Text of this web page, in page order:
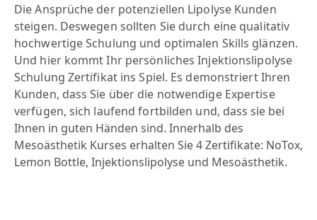
Die Ansprüche der potenziellen Lipolyse Kunden
steigen. Deswegen sollten Sie durch eine qualitativ
hochwertige Schulung und optimalen Skills glänzen.
Und hier kommt Ihr persönliches Injektionslipolyse
Schulung Zertifikat ins Spiel. Es demonstriert Ihren
Kunden, dass Sie über die notwendige Expertise
verfügen, sich laufend fortbilden und, dass sie bei
Ihnen in guten Händen sind. Innerhalb des
Mesoästhetik Kurses erhalten Sie 4 Zertifikate: NoTox,
Lemon Bottle, Injektionslipolyse und Mesoästhetik.